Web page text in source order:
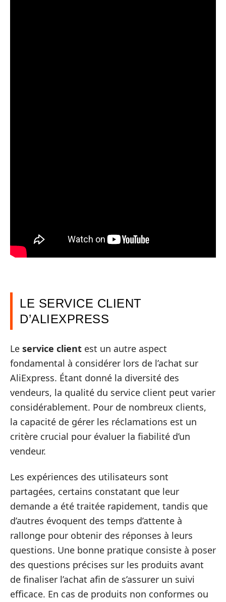
LE SERVICE CLIENT
D’ALIEXPRESS
Le service client est un autre aspect
fondamental à considérer lors de l’achat sur
AliExpress. Étant donné la diversité des
vendeurs, la qualité du service client peut varier
considérablement. Pour de nombreux clients,
la capacité de gérer les réclamations est un
critère crucial pour évaluer la fiabilité d’un
vendeur.
Les expériences des utilisateurs sont
partagées, certains constatant que leur
demande a été traitée rapidement, tandis que
d’autres évoquent des temps d’attente à
rallonge pour obtenir des réponses à leurs
questions. Une bonne pratique consiste à poser
des questions précises sur les produits avant
de finaliser l’achat afin de s’assurer un suivi
efficace. En cas de produits non conformes ou